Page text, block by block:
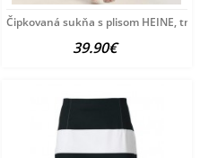
Čipkovaná sukňa s plisom HEINE,
39.90€